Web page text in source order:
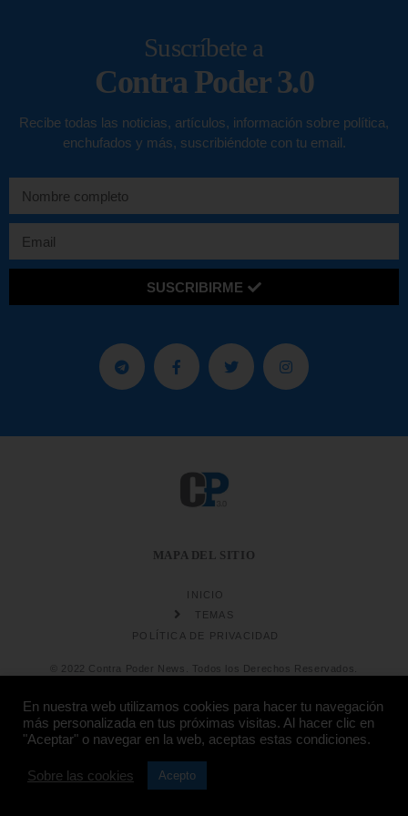
Suscríbete a
Contra Poder 3.0
Recibe todas las noticias, artículos, información sobre política,
enchufados y más, suscribiéndote con tu email.
SUSCRIBIRME
MAPA DEL SITIO
INICIO
TEMAS
POLÍTICA DE PRIVACIDAD
© 2022 Contra Poder News. Todos los Derechos Reservados.
Diseño web
En nuestra web utilizamos cookies para hacer tu navegación
más personalizada en tus próximas visitas. Al hacer clic en
"Aceptar" o navegar en la web, aceptas estas condiciones.
Sobre las cookies Acepto